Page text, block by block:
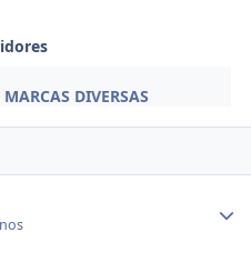
MARCAS DIVERSAS